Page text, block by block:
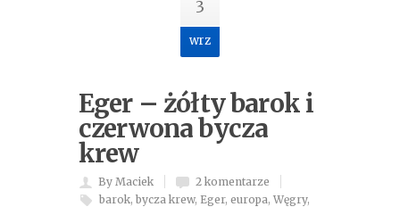
3
wrz
Eger – żółty barok i
czerwona bycza
krew
By Maciek
2 komentarze
barok, bycza krew, Eger, europa, Węgry,